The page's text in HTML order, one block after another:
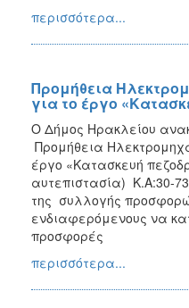
περισσότερα...
Προμήθεια
για το έργο
Ο Δήμος Ηρακλείου
Προμήθεια
έργο «Κατασκευή
αυτεπιστασία) Κ.Α:30-
της συλλογής
ενδιαφερόμενους να
προσφορές
περισσότερα...